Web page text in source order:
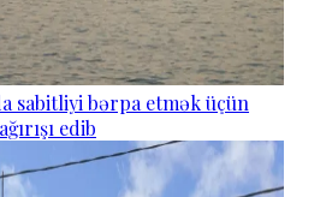
sabitliyi bərpa etmək üçün
edib